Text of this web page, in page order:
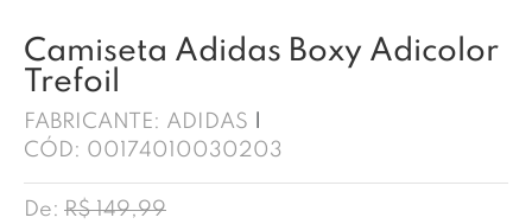
Camiseta Adidas Boxy Adicolor
Trefoil
FABRICANTE: ADIDAS
CÓD: 00174010030203
De: R$ 149,99